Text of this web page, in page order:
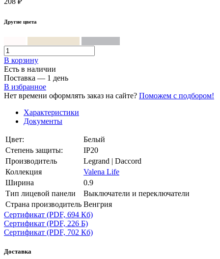
Другие цвета
В корзинy
Есть в наличии
Поставка — 1 день
В избранное
Нет времени оформлять заказ на сайте? Поможем с подбором!
Характеристики
Документы
Цвет:
Белый
Степень защиты:
IP20
Производитель
Legrand | Daccord
Коллекция
Valena Life
Ширина
0.9
Тип лицевой панели
Выключатели и переключатели
Страна производитель Венгрия
Сертификат (PDF, 694 Кб)
Сертификат (PDF, 226 Б)
Сертификат (PDF, 702 Кб)
Доставка